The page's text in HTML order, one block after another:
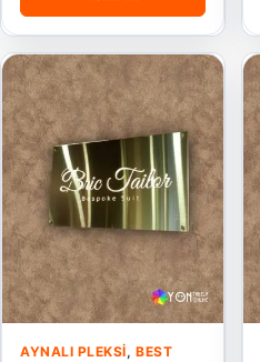
AYNALI PLEKSI,BEST